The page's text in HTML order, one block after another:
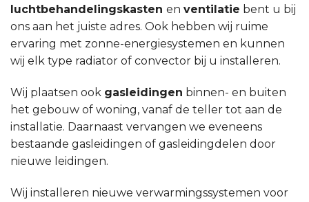
luchtbehandelingskasten en ventilatie bent u bij
ons aan het juiste adres. Ook hebben wij ruime
ervaring met zonne-energiesystemen en kunnen
wij elk type radiator of convector bij u installeren.
Wij plaatsen ook gasleidingen binnen- en buiten
het gebouw of woning, vanaf de teller tot aan de
installatie. Daarnaast vervangen we eveneens
bestaande gasleidingen of gasleidingdelen door
nieuwe leidingen.
Wij installeren nieuwe verwarmingssystemen voor